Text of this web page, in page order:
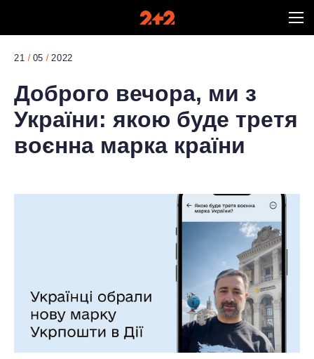
21 05 2022
Доброго вечора, ми з
України: якою буде третя
воєнна марка країни